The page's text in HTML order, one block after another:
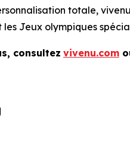
totale,
les Jeux olympiques
consultez vivenu.com